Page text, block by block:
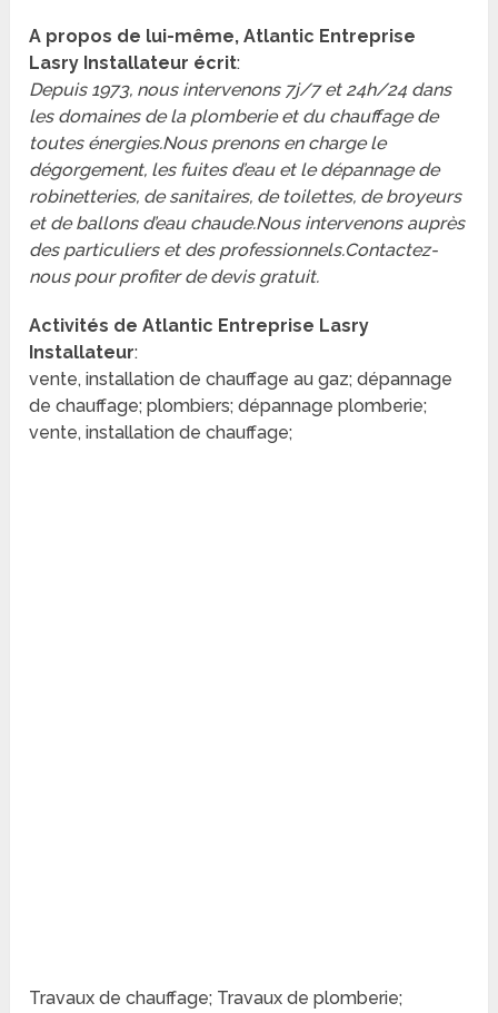
A propos de lui-même, Atlantic Entreprise
Lasry Installateur écrit:
Depuis 1973, nous intervenons 7j/7 et 24h/24 dans
les domaines de la plomberie et du chauffage de
toutes énergies.Nous prenons en charge le
dégorgement, les fuites d’eau et le dépannage de
robinetteries, de sanitaires, de toilettes, de broyeurs
et de ballons d’eau chaude.Nous intervenons auprès
des particuliers et des professionnels.Contactez-
nous pour profiter de devis gratuit.
Activités de Atlantic Entreprise Lasry
Installateur:
vente, installation de chauffage au gaz; dépannage
de chauffage; plombiers; dépannage plomberie;
vente, installation de chauffage;
Travaux de chauffage; Travaux de plomberie;